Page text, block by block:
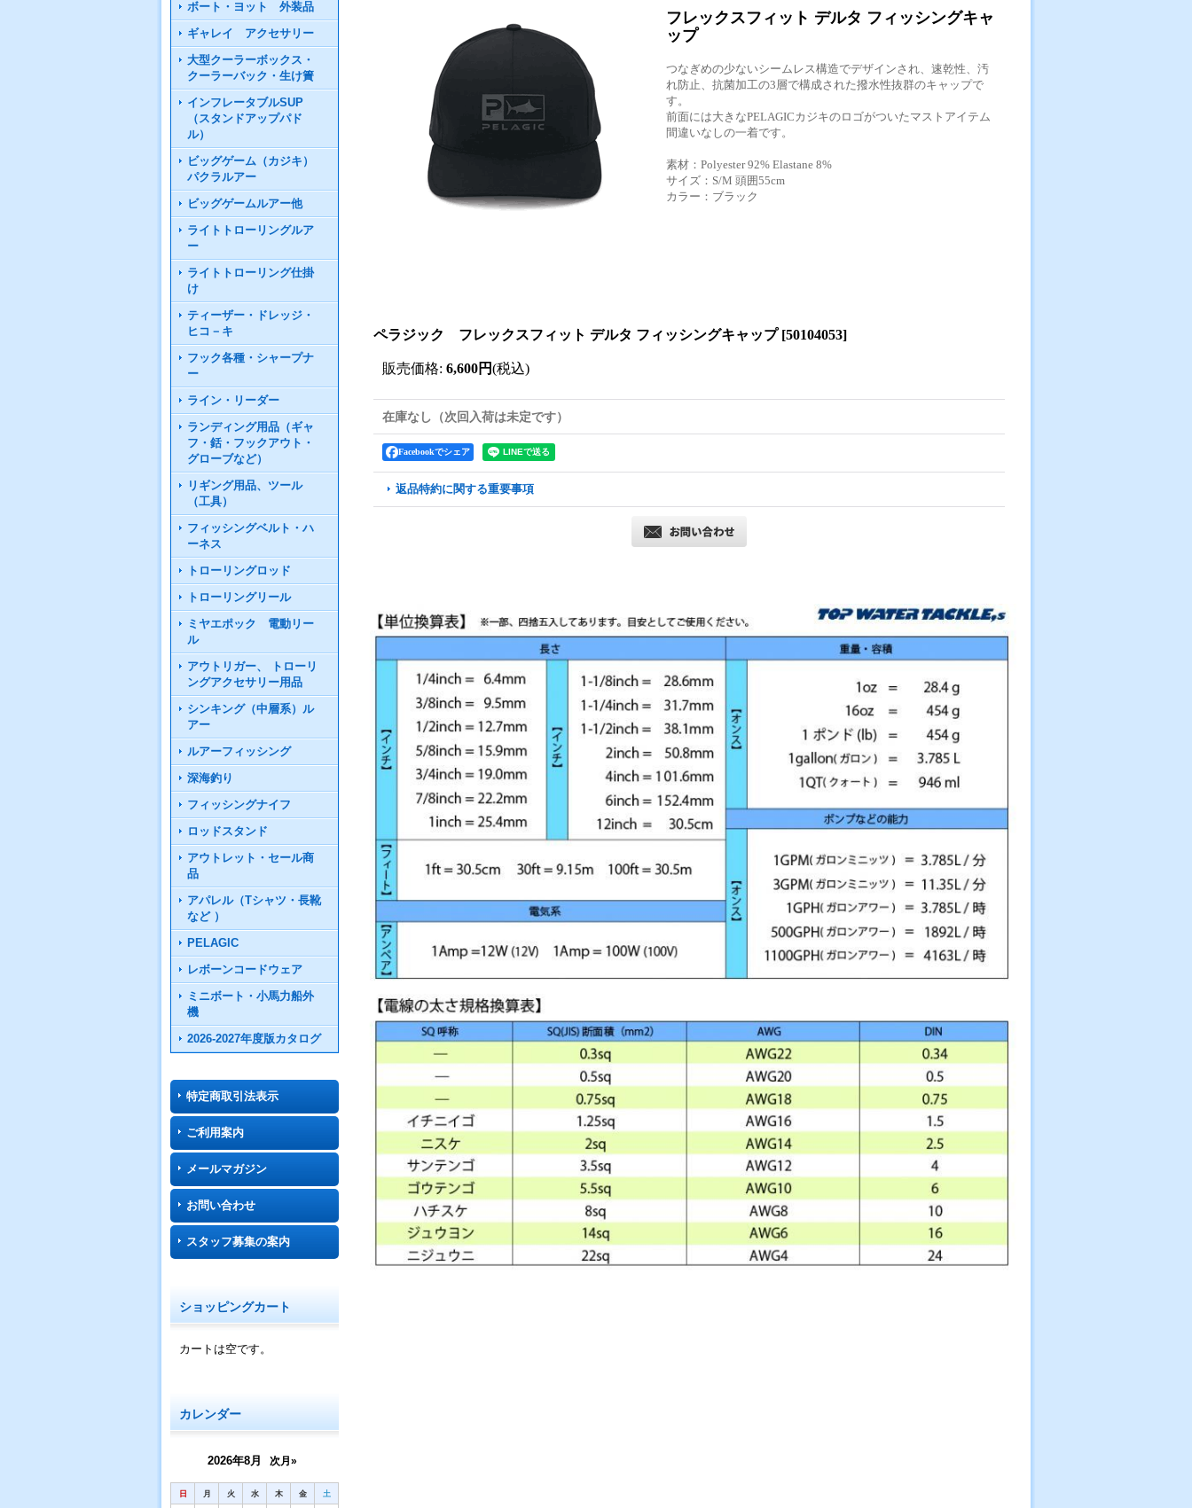
ボート・ヨット 外装品
ギャレイ アクセサリー
大型クーラーボックス・
クーラーバック・生け簀
インフレータブルSUP
（スタンドアップパド
ル）
ビッグゲーム（カジキ）
パクラルアー
ビッグゲームルアー他
ライトトローリングルア
ー
ライトトローリング仕掛
け
ティーザー・ドレッジ・
ヒコ－キ
フック各種・シャープナ
ー
ライン・リーダー
ランディング用品（ギャ
フ・銛・フックアウト・
グローブなど）
リギング用品、ツール
（工具）
フィッシングベルト・ハ
ーネス
トローリングロッド
トローリングリール
ミヤエポック 電動リー
ル
アウトリガー、 トローリ
ングアクセサリー用品
シンキング（中層系）ル
アー
ルアーフィッシング
深海釣り
フィッシングナイフ
ロッドスタンド
アウトレット・セール商
品
アパレル（Tシャツ・長靴
など ）
PELAGIC
レボーンコードウェア
ミニボート・小馬力船外
機
2026-2027年度版カタログ
特定商取引法表示
ご利用案内
メールマガジン
お問い合わせ
スタッフ募集の案内
ショッピングカート
カートは空です。
カレンダー
2026年8月 次月»
日 月 火 水 木 金 土
フレックスフィット デルタ フィッシングキャ
ップ
つなぎめの少ないシームレス構造でデザインされ、速乾性、汚
れ防止、抗菌加工の3層で構成された撥水性抜群のキャップで
す。
前面には大きなPELAGICカジキのロゴがついたマストアイテム
間違いなしの一着です。
素材：Polyester 92% Elastane 8%
サイズ：S/M 頭囲55cm
カラー：ブラック
ペラジック フレックスフィット デルタ フィッシングキャップ [50104053]
販売価格: 6,600円(税込)
在庫なし（次回入荷は未定です）
Facebookでシェア
返品特約に関する重要事項